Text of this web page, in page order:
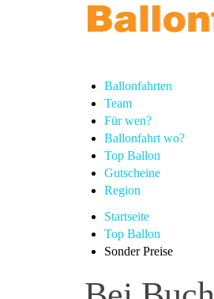
Ballonfahrten
Team
Für wen?
Ballonfahrt wo?
Top Ballon
Gutscheine
Region
Startseite
Top Ballon
Sonder Preise